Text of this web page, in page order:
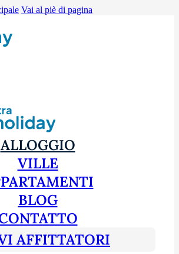
Vai al piè di pagina
ALLOGGIO
VILLE
BLOG
AFFITTATORI